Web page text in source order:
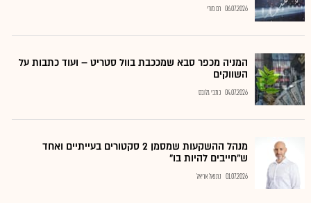
06.07.2026 רם מורי
המניה מכפר סבא שמככבת בוול סטריט – ועוד כתבות על
השווקים
04.07.2026 כתבי גלובס
מנהל ההשקעות שמסמן 2 סקטורים בעייתיים ואחד
ש"חייבים להיות בו"
01.07.2026 נתנאל אריאל